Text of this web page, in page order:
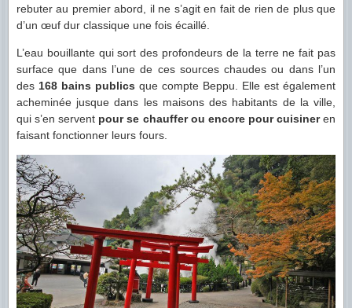
rebuter au premier abord, il ne s’agit en fait de rien de plus que
d’un œuf dur classique une fois écaillé.
L’eau bouillante qui sort des profondeurs de la terre ne fait pas
surface que dans l’une de ces sources chaudes ou dans l’un
des 168 bains publics que compte Beppu. Elle est également
acheminée jusque dans les maisons des habitants de la ville,
qui s’en servent pour se chauffer ou encore pour cuisineren
faisant fonctionner leurs fours.